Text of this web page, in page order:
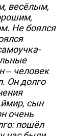
весёлым,
Не боялся
– человек
Он долго
сын
очень
пошёл